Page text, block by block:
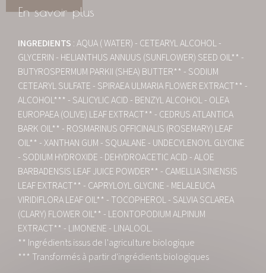
En savoir plus
INGREDIENTS : AQUA ( WATER) - CETEARYL ALCOHOL -
GLYCERIN - HELIANTHUS ANNUUS (SUNFLOWER) SEED OIL** -
BUTYROSPERMUM PARKII (SHEA) BUTTER** - SODIUM
CETEARYL SULFATE - SPIRAEA ULMARIA FLOWER EXTRACT** -
ALCOHOL*** - SALICYLIC ACID - BENZYL ALCOHOL - OLEA
EUROPAEA (OLIVE) LEAF EXTRACT** - CEDRUS ATLANTICA
BARK OIL** - ROSMARINUS OFFICINALIS (ROSEMARY) LEAF
OIL** - XANTHAN GUM - SQUALANE - UNDECYLENOYL GLYCINE
- SODIUM HYDROXIDE - DEHYDROACETIC ACID - ALOE
BARBADENSIS LEAF JUICE POWDER** - CAMELLIA SINENSIS
LEAF EXTRACT** - CAPRYLOYL GLYCINE - MELALEUCA
VIRIDIFLORA LEAF OIL** - TOCOPHEROL - SALVIA SCLAREA
(CLARY) FLOWER OIL** - LEONTOPODIUM ALPINUM
EXTRACT** - LIMONENE - LINALOOL.
** Ingrédients issus de l'agriculture biologique
*** Transformés à partir d'ingrédients biologiques